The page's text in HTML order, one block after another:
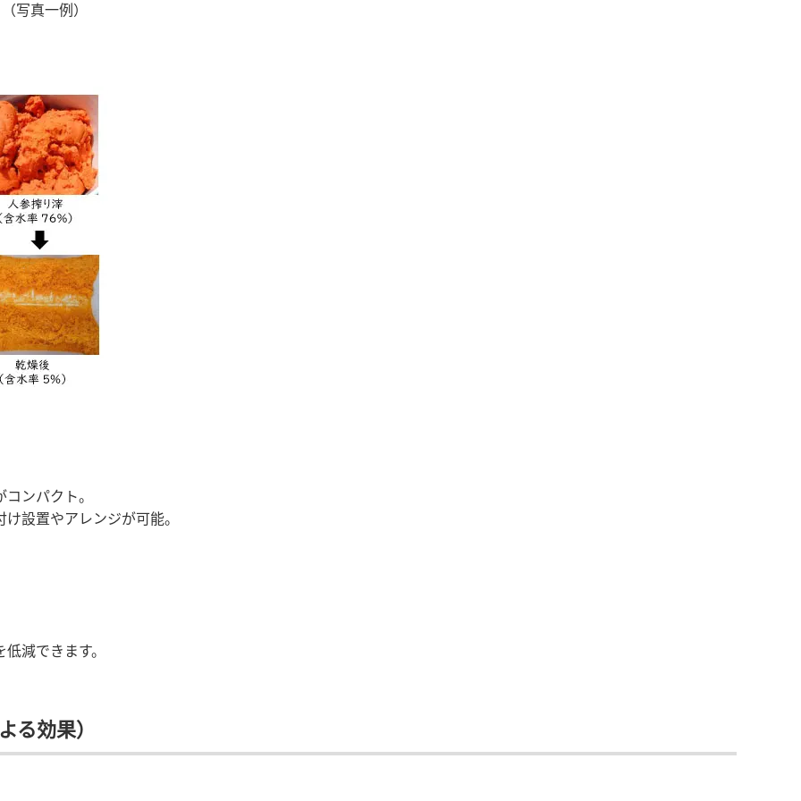
写真一例）
ンパクト。
設置やアレンジが可能。
減できます。
る効果）